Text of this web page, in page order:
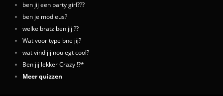
ben jij een party girl???
ben je modieus?
welke bratz ben jij ??
Wat voor type bne jij?
wat vind jij nou egt cool?
Ben jij lekker Crazy !?*
Meer quizzen